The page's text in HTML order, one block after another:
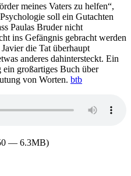
Teufel
ruht
meines Vaters zu helfen“,
soll ein Gutachten
Paulas Bruder nicht
ins Gefängnis gebracht werden
die Tat überhaupt
anderes dahintersteckt. Ein
großartiges Buch über
von Worten. btb
— 6.3MB)